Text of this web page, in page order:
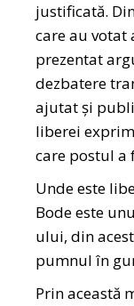
justificată.
care au votat
prezentat
dezbatere
ajutat și
liberei
care postul a
Unde este
Bode este
ului, din
pumnul în
Prin această